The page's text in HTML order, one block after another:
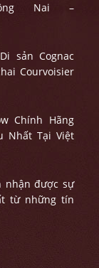
Nai –
sản Cognac
Courvoisier
Chính Hãng
Nhất Tại Việt
nhận được sự
từ những tín